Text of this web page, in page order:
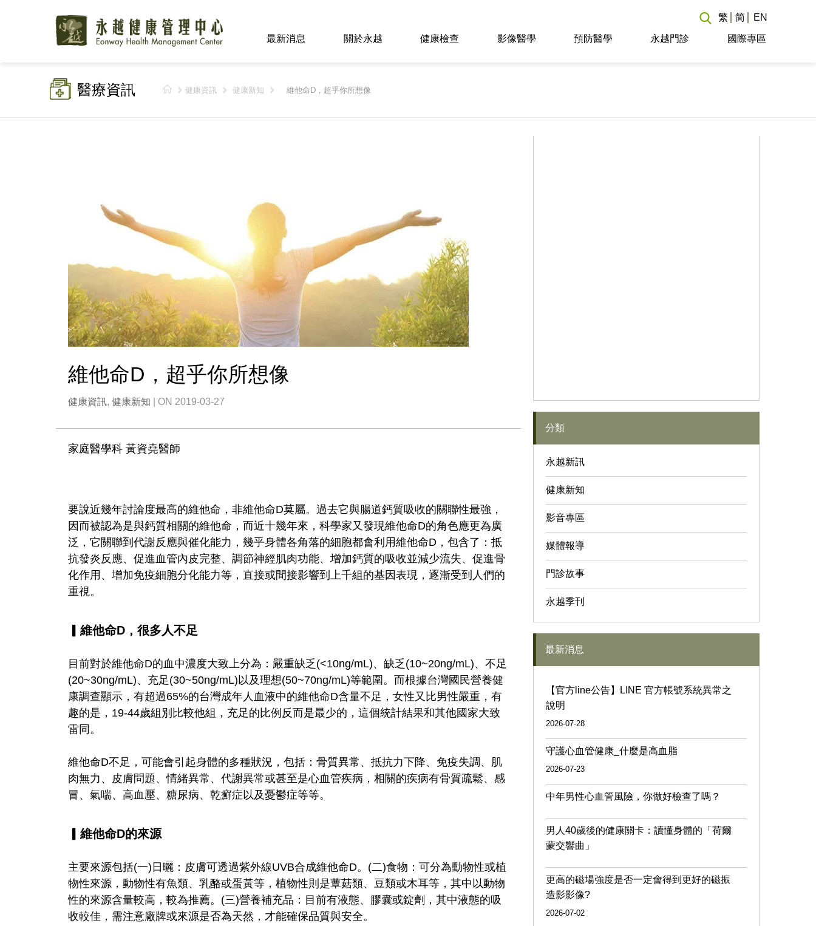
最新消息 關於永越 健康檢查 影像醫學 預防醫學 永越門診 國際專區
繁 简 EN
醫療資訊 健康資訊 健康新知 維他命D，超乎你所想像
維他命D，超乎你所想像
健康資訊, 健康新知 | ON 2019-03-27
家庭醫學科 黃資堯醫師
要說近幾年討論度最高的維他命，非維他命D莫屬。過去它與腸道鈣質吸收的關聯性最強，
因而被認為是與鈣質相關的維他命，而近十幾年來，科學家又發現維他命D的角色應更為廣
泛，它關聯到代謝反應與催化能力，幾乎身體各角落的細胞都會利用維他命D，包含了：抵
抗發炎反應、促進血管內皮完整、調節神經肌肉功能、增加鈣質的吸收並減少流失、促進骨
化作用、增加免疫細胞分化能力等，直接或間接影響到上千組的基因表現，逐漸受到人們的
重視。
▎維他命D，很多人不足
目前對於維他命D的血中濃度大致上分為：嚴重缺乏(<10ng/mL)、缺乏(10~20ng/mL)、不足
(20~30ng/mL)、充足(30~50ng/mL)以及理想(50~70ng/mL)等範圍。而根據台灣國民營養健
康調查顯示，有超過65%的台灣成年人血液中的維他命D含量不足，女性又比男性嚴重，有
趣的是，19-44歲組別比較他組，充足的比例反而是最少的，這個統計結果和其他國家大致
雷同。
維他命D不足，可能會引起身體的多種狀況，包括：骨質異常、抵抗力下降、免疫失調、肌
肉無力、皮膚問題、情緒異常、代謝異常或甚至是心血管疾病，相關的疾病有骨質疏鬆、感
冒、氣喘、高血壓、糖尿病、乾癬症以及憂鬱症等等。
▎維他命D的來源
主要來源包括(一)日曬：皮膚可透過紫外線UVB合成維他命D。(二)食物：可分為動物性或植
物性來源，動物性有魚類、乳酪或蛋黃等，植物性則是蕈菇類、豆類或木耳等，其中以動物
性的來源含量較高，較為推薦。(三)營養補充品：目前有液態、膠囊或錠劑，其中液態的吸
收較佳，需注意廠牌或來源是否為天然，才能確保品質與安全。
分類
永越新訊
健康新知
影音專區
媒體報導
門診故事
永越季刊
最新消息
【官方line公告】LINE 官方帳號系統異常之
說明
2026-07-28
守護心血管健康_什麼是高血脂
2026-07-23
中年男性心血管風險，你做好檢查了嗎？
男人40歲後的健康關卡：讀懂身體的「荷爾
蒙交響曲」
更高的磁場強度是否一定會得到更好的磁振
造影影像?
2026-07-02